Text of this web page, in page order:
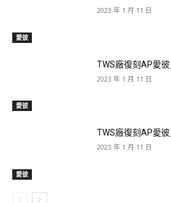
愛彼
2023 年 1 月 11 日
愛彼
TWS廠復刻AP愛
2023 年 1 月 11 日
愛彼
TWS廠復刻AP愛
2023 年 1 月 11 日